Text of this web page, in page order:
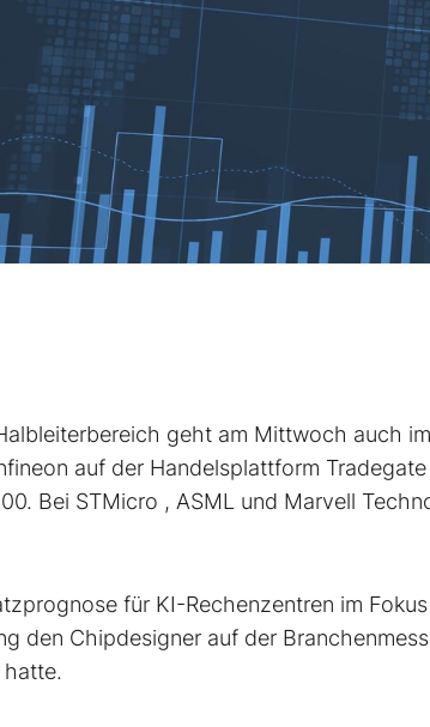
geht am Mittwoch auch im
auf der Handelsplattform
Bei STMicro , ASML und Marvell
für KI-Rechenzentren im
den Chipdesigner auf der
hatte.